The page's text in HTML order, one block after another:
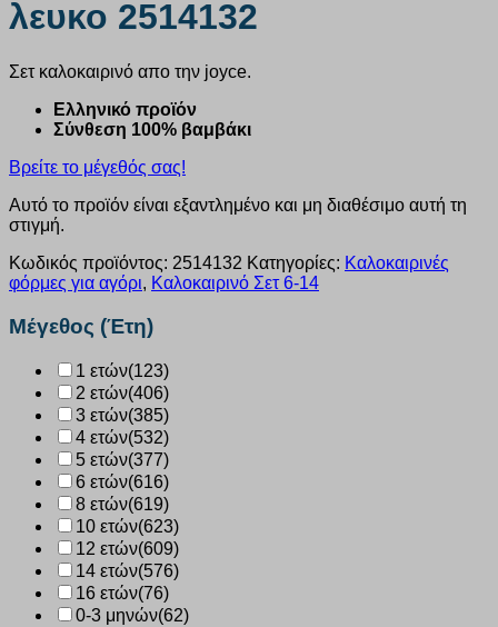
λευκο 2514132
Σετ καλοκαιρινό απο την joyce.
Ελληνικό προϊόν
Σύνθεση 100% βαμβάκι
Βρείτε το μέγεθός σας!
Αυτό το προϊόν είναι εξαντλημένο και μη διαθέσιμο αυτή τη
στιγμή.
Κωδικός προϊόντος: 2514132 Κατηγορίες: Καλοκαιρινές
φόρμες για αγόρι, Καλοκαιρινό Σετ 6-14
Μέγεθος (Έτη)
1 ετών(123)
2 ετών(406)
3 ετών(385)
4 ετών(532)
5 ετών(377)
6 ετών(616)
8 ετών(619)
10 ετών(623)
12 ετών(609)
14 ετών(576)
16 ετών(76)
0-3 μηνών(62)